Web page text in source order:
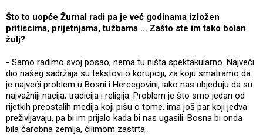
Što to uopće Žurnal radi pa je već godinama izložen
pritiscima, prijetnjama, tužbama … Zašto ste im tako bolan
žulj?
- Samo radimo svoj posao, nema tu ništa spektakularno. Najveći
dio našeg sadržaja su tekstovi o korupciji, za koju smatramo da
je najveći problem u Bosni i Hercegovini, iako nas ubjeđuju da su
najvažniji nacija, tradicija i religija. Problem je što smo jedan od
rijetkih preostalih medija koji pišu o tome, ima još par koji jedva
preživljavaju, pa bi im prijalo kada bi nas ugasili. Bosna bi onda
bila čarobna zemlja, ćilimom zastrta.